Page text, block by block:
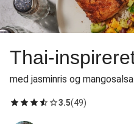
Thai-
med jasminris og mangosalsa
3.5(49)